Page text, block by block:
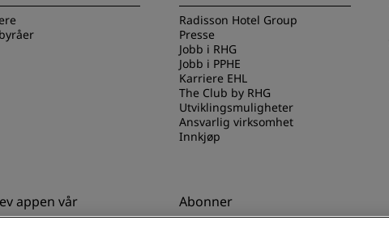
Radisson Hotel Group
Presse
Jobb i RHG
Jobb i PPHE
Karriere EHL
The Club by RHG
Utviklingsmuligheter
Ansvarlig virksomhet
Innkjøp
appen vår Abonner